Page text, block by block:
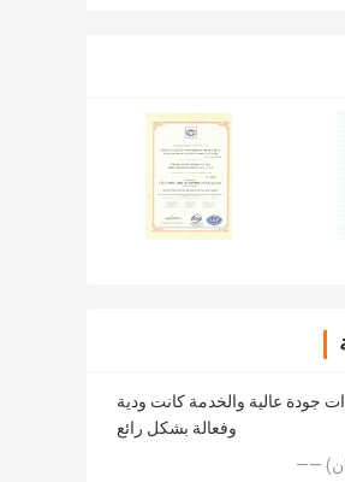
جودة عالية والخدمة كانت ودية
وفعالة بشكل رائع